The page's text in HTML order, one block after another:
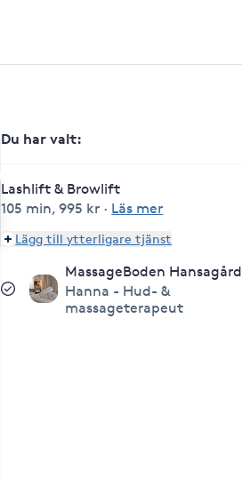
Du har valt:
Lashlift & Browlift
105 min,995 kr · Läs mer
Lägg till ytterligare tjänst
MassageBoden Hansagård
Hanna - Hud- &
massageterapeut